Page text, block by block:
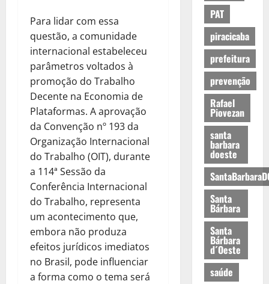
Para lidar com essa
questão, a comunidade
internacional estabeleceu
parâmetros voltados à
promoção do Trabalho
Decente na Economia de
Plataformas. A aprovação
da Convenção nº 193 da
Organização Internacional
do Trabalho (OIT), durante
a 114ª Sessão da
Conferência Internacional
do Trabalho, representa
um acontecimento que,
embora não produza
efeitos jurídicos imediatos
no Brasil, pode influenciar
a forma como o tema será
PAT
piracicaba
prefeitura
prevenção
Rafael
Piovezan
santa
barbara
doeste
Santa
Bárbara
Santa
Bárbara
d´Oeste
saúde